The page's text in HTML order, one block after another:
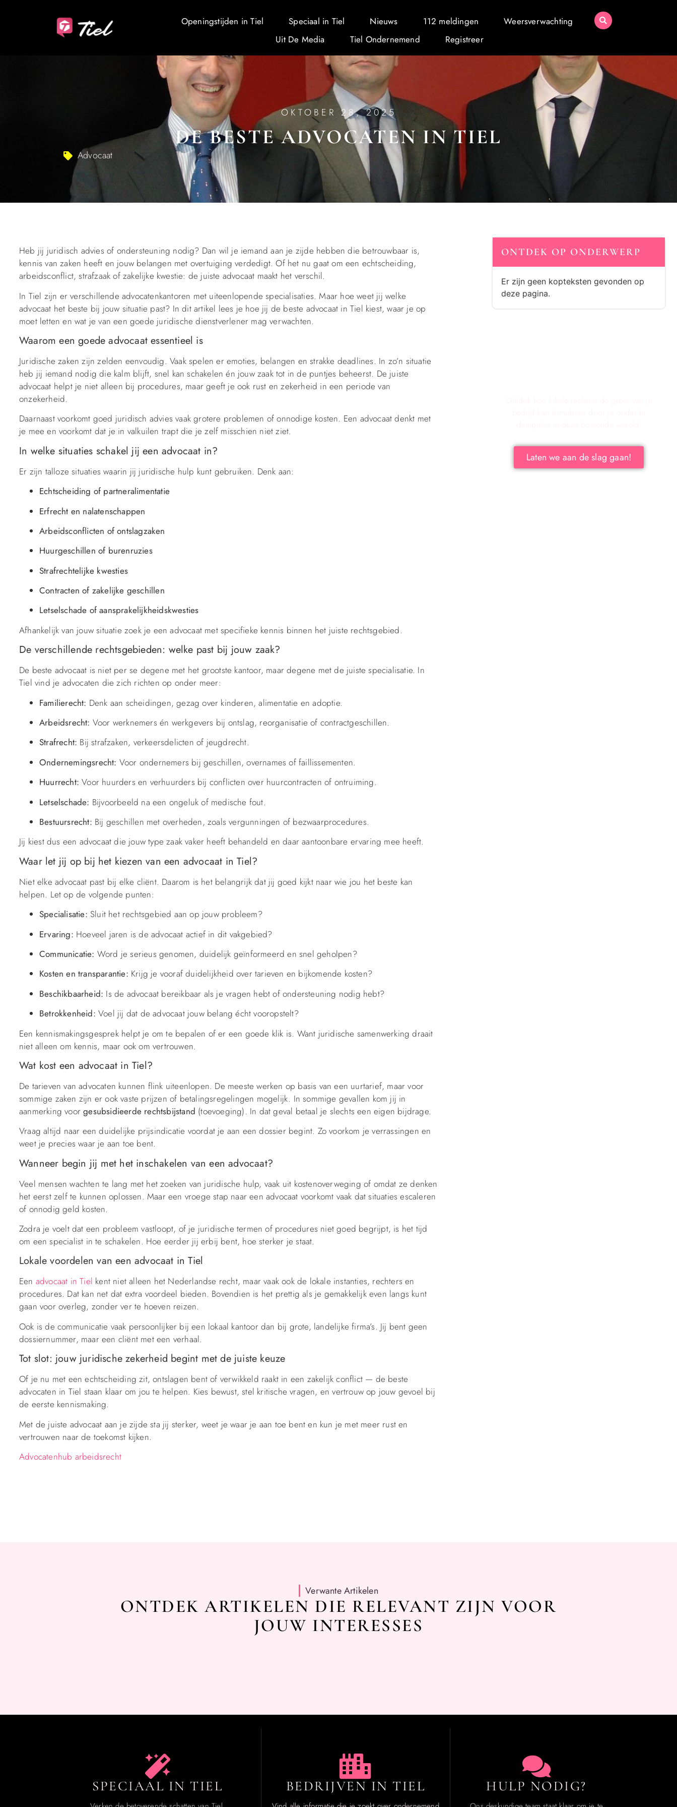
Openingstijden in Tiel Speciaal in Tiel Nieuws 112 meldingen
Weersverwachting
Uit De Media
Tiel Ondernemend Registreer
OKTOBER 28, 2025
DE BESTE ADVOCATEN IN TIEL
Advocaat
Heb jij juridisch advies of ondersteuning nodig? Dan wil je iemand aan je zijde hebben die betrouwbaar is,
kennis van zaken heeft en jouw belangen met overtuiging verdedigt. Of het nu gaat om een echtscheiding,
arbeidsconflict, strafzaak of zakelijke kwestie: de juiste advocaat maakt het verschil.
In Tiel zijn er verschillende advocatenkantoren met uiteenlopende specialisaties. Maar hoe weet jij welke
advocaat het beste bij jouw situatie past? In dit artikel lees je hoe jij de beste advocaat in Tiel kiest, waar je op
moet letten en wat je van een goede juridische dienstverlener mag verwachten.
Waarom een goede advocaat essentieel is
Juridische zaken zijn zelden eenvoudig. Vaak spelen er emoties, belangen en strakke deadlines. In zo’n situatie
heb jij iemand nodig die kalm blijft, snel kan schakelen én jouw zaak tot in de puntjes beheerst. De juiste
advocaat helpt je niet alleen bij procedures, maar geeft je ook rust en zekerheid in een periode van
onzekerheid.
Daarnaast voorkomt goed juridisch advies vaak grotere problemen of onnodige kosten. Een advocaat denkt met
je mee en voorkomt dat je in valkuilen trapt die je zelf misschien niet ziet.
In welke situaties schakel jij een advocaat in?
Er zijn talloze situaties waarin jij juridische hulp kunt gebruiken. Denk aan:
Echtscheiding of partneralimentatie
Erfrecht en nalatenschappen
Arbeidsconflicten of ontslagzaken
Huurgeschillen of burenruzies
Strafrechtelijke kwesties
Contracten of zakelijke geschillen
Letselschade of aansprakelijkheidskwesties
Afhankelijk van jouw situatie zoek je een advocaat met specifieke kennis binnen het juiste rechtsgebied.
De verschillende rechtsgebieden: welke past bij jouw zaak?
De beste advocaat is niet per se degene met het grootste kantoor, maar degene met de juiste specialisatie. In
Tiel vind je advocaten die zich richten op onder meer:
Familierecht: Denk aan scheidingen, gezag over kinderen, alimentatie en adoptie.
Arbeidsrecht: Voor werknemers én werkgevers bij ontslag, reorganisatie of contractgeschillen.
Strafrecht: Bij strafzaken, verkeersdelicten of jeugdrecht.
Ondernemingsrecht: Voor ondernemers bij geschillen, overnames of faillissementen.
Huurrecht: Voor huurders en verhuurders bij conflicten over huurcontracten of ontruiming.
Letselschade: Bijvoorbeeld na een ongeluk of medische fout.
Bestuursrecht: Bij geschillen met overheden, zoals vergunningen of bezwaarprocedures.
Jij kiest dus een advocaat die jouw type zaak vaker heeft behandeld en daar aantoonbare ervaring mee heeft.
Waar let jij op bij het kiezen van een advocaat in Tiel?
Niet elke advocaat past bij elke cliënt. Daarom is het belangrijk dat jij goed kijkt naar wie jou het beste kan
helpen. Let op de volgende punten:
Specialisatie: Sluit het rechtsgebied aan op jouw probleem?
Ervaring: Hoeveel jaren is de advocaat actief in dit vakgebied?
Communicatie: Word je serieus genomen, duidelijk geïnformeerd en snel geholpen?
Kosten en transparantie: Krijg je vooraf duidelijkheid over tarieven en bijkomende kosten?
Beschikbaarheid: Is de advocaat bereikbaar als je vragen hebt of ondersteuning nodig hebt?
Betrokkenheid: Voel jij dat de advocaat jouw belang écht vooropstelt?
Een kennismakingsgesprek helpt je om te bepalen of er een goede klik is. Want juridische samenwerking draait
niet alleen om kennis, maar ook om vertrouwen.
Wat kost een advocaat in Tiel?
De tarieven van advocaten kunnen flink uiteenlopen. De meeste werken op basis van een uurtarief, maar voor
sommige zaken zijn er ook vaste prijzen of betalingsregelingen mogelijk. In sommige gevallen kom jij in
aanmerking voorgesubsidieerde rechtsbijstand (toevoeging). In dat geval betaal je slechts een eigen bijdrage.
Vraag altijd naar een duidelijke prijsindicatie voordat je aan een dossier begint. Zo voorkom je verrassingen en
weet je precies waar je aan toe bent.
Wanneer begin jij met het inschakelen van een advocaat?
Veel mensen wachten te lang met het zoeken van juridische hulp, vaak uit kostenoverweging of omdat ze denken
het eerst zelf te kunnen oplossen. Maar een vroege stap naar een advocaat voorkomt vaak dat situaties escaleren
of onnodig geld kosten.
Zodra je voelt dat een probleem vastloopt, of je juridische termen of procedures niet goed begrijpt, is het tijd
om een specialist in te schakelen. Hoe eerder jij erbij bent, hoe sterker je staat.
Lokale voordelen van een advocaat in Tiel
Een advocaat in Tiel kent niet alleen het Nederlandse recht, maar vaak ook de lokale instanties, rechters en
procedures. Dat kan net dat extra voordeel bieden. Bovendien is het prettig als je gemakkelijk even langs kunt
gaan voor overleg, zonder ver te hoeven reizen.
Ook is de communicatie vaak persoonlijker bij een lokaal kantoor dan bij grote, landelijke firma’s. Jij bent geen
dossiernummer, maar een cliënt met een verhaal.
Tot slot: jouw juridische zekerheid begint met de juiste keuze
Of je nu met een echtscheiding zit, ontslagen bent of verwikkeld raakt in een zakelijk conflict — de beste
advocaten in Tiel staan klaar om jou te helpen. Kies bewust, stel kritische vragen, en vertrouw op jouw gevoel bij
de eerste kennismaking.
Met de juiste advocaat aan je zijde sta jij sterker, weet je waar je aan toe bent en kun je met meer rust en
vertrouwen naar de toekomst kijken.
Advocatenhub arbeidsrecht
ONTDEK OP ONDERWERP
Er zijn geen kopteksten gevonden op
deze pagina.
Laten we aan de slag gaan!
Verwante Artikelen
ONTDEK ARTIKELEN DIE RELEVANT ZIJN VOOR
JOUW INTERESSES
SPECIAAL IN TIEL BEDRIJVEN IN TIEL HULP NODIG?